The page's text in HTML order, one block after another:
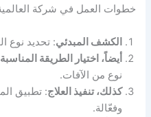
خطوات العمل في شركة العالمية
الكشف المبدئي: تحديد نوع
أيضاً، اختيار الطريقة المناسبة
نوع من الآفات.
كذلك، تنفيذ العلاج: تطبيق
وفعّالة.